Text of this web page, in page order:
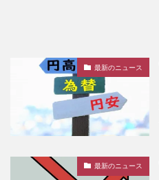
最新のニュース
最新のニュース